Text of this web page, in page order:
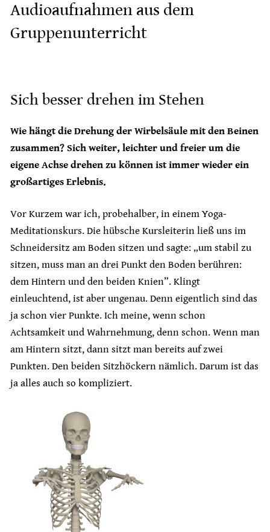
Audioaufnahmen aus dem
Gruppenunterricht
Sich besser drehen im Stehen
Wie hängt die Drehung der Wirbelsäule mit den Beinen
zusammen? Sich weiter, leichter und freier um die
eigene Achse drehen zu können ist immer wieder ein
großartiges Erlebnis.
Vor Kurzem war ich, probehalber, in einem Yoga-
Meditationskurs. Die hübsche Kursleiterin ließ uns im
Schneidersitz am Boden sitzen und sagte: „um stabil zu
sitzen, muss man an drei Punkt den Boden berühren:
dem Hintern und den beiden Knien”. Klingt
einleuchtend, ist aber ungenau. Denn eigentlich sind das
ja schon vier Punkte. Ich meine, wenn schon
Achtsamkeit und Wahrnehmung, denn schon. Wenn man
am Hintern sitzt, dann sitzt man bereits auf zwei
Punkten. Den beiden Sitzhöckern nämlich. Darum ist das
ja alles auch so kompliziert.